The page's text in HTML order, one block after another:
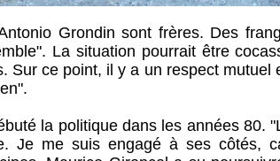
Grondin sont frères. Des
La situation pourrait être
Sur ce point, il y a un respect
la politique dans les années 80.
Je me suis engagé à ses côtés,